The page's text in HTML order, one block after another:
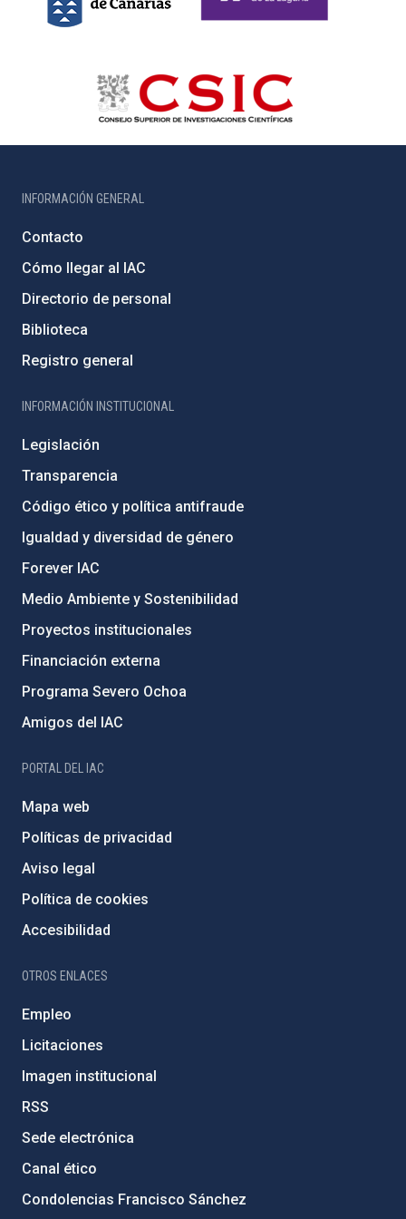
INFORMACIÓN GENERAL
Contacto
Cómo llegar al IAC
Directorio de personal
Biblioteca
Registro general
INFORMACIÓN INSTITUCIONAL
Legislación
Transparencia
Código ético y política antifraude
Igualdad y diversidad de género
Forever IAC
Medio Ambiente y Sostenibilidad
Proyectos institucionales
Financiación externa
Programa Severo Ochoa
Amigos del IAC
PORTAL DEL IAC
Mapa web
Políticas de privacidad
Aviso legal
Política de cookies
Accesibilidad
OTROS ENLACES
Empleo
Licitaciones
Imagen institucional
RSS
Sede electrónica
Canal ético
Condolencias Francisco Sánchez